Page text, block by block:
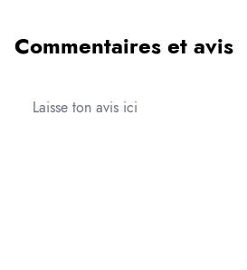
Commentaires et avis